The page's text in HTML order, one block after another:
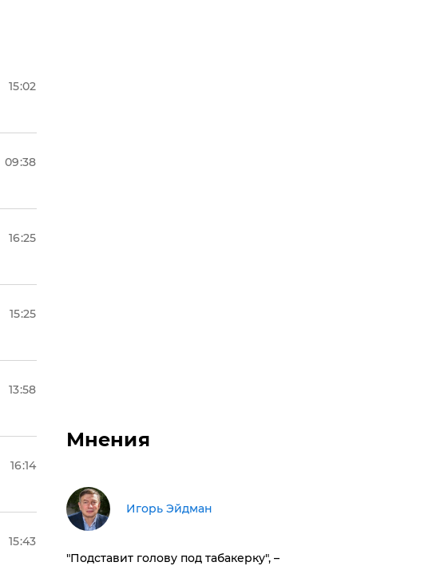
15:02
09:38
16:25
15:25
13:58
16:14
15:43
Мнения
Игорь Эйдман
​"Подставит голову под табакерку", –